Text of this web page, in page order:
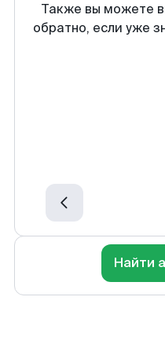
Также вы можете
обратно, если уже
Найти